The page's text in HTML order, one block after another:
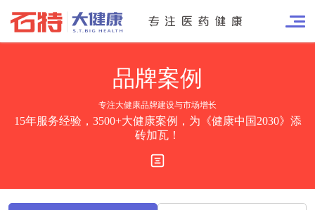
品牌案例
专注大健康品牌建设与市场增长
15年服务经验，3500+大健康案例，为《健康中国2030》添
砖加瓦！